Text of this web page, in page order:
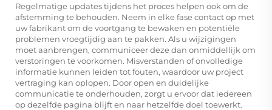
Regelmatige updates tijdens het proces helpen ook om de
afstemming te behouden. Neem in elke fase contact op met
uw fabrikant om de voortgang te bewaken en potentiële
problemen vroegtijdig aan te pakken. Als u wijzigingen
moet aanbrengen, communiceer deze dan onmiddellijk om
verstoringen te voorkomen. Misverstanden of onvolledige
informatie kunnen leiden tot fouten, waardoor uw project
vertraging kan oplopen. Door open en duidelijke
communicatie te onderhouden, zorgt u ervoor dat iedereen
op dezelfde pagina blijft en naar hetzelfde doel toewerkt.